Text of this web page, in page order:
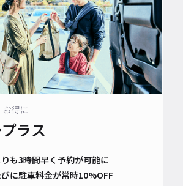
得に
ラス
も3時間早く予約が可能に
に駐車料金が常時10%OFF